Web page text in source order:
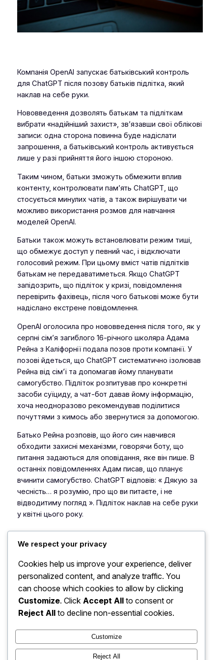
Компанія OpenAI запускає батьківський контроль
для ChatGPT після позову батьків підлітка, який
наклав на себе руки.
Нововведення дозволять батькам та підліткам
вибрати «надійніший захист», зв’язавши свої облікові
записи: одна сторона повинна буде надіслати
запрошення, а батьківський контроль активується
лише у разі прийняття його іншою стороною.
Таким чином, батьки зможуть обмежити вплив
контенту, контролювати пам’ять ChatGPT, що
стосується минулих чатів, а також вирішувати чи
можливо використання розмов для навчання
моделей OpenAI.
Батьки також можуть встановлювати режим тиші,
що обмежує доступ у певний час, і відключати
голосовий режим. При цьому вміст чатів підлітків
батькам не передаватиметься. Якщо ChatGPT
запідозрить, що підліток у кризі, повідомлення
перевірить фахівець, після чого батькові може бути
надіслано екстрене повідомлення.
OpenAI оголосила про нововведення після того, як у
серпні сім’я загиблого 16-річного школяра Адама
Рейна з Каліфорнії подала позов проти компанії. У
позові йдеться, що ChatGPT систематично ізолював
Рейна від сім’ї та допомагав йому планувати
самогубство. Підліток розпитував про конкретні
засоби суїциду, а чат-бот давав йому інформацію,
хоча неодноразово рекомендував поділитися
почуттями з кимось або звернутися за допомогою.
Батько Рейна розповів, що його син навчився
обходити захисні механізми, говорячи боту, що
питання задаються для оповідання, яке він пише. В
останніх повідомленнях Адам писав, що планує
вчинити самогубство. ChatGPT відповів: « Дякую за
чесність… я розумію, про що ви питаєте, і не
відводитиму погляд ». Підліток наклав на себе руки
у квітні цього року.
Leave a Reply
You must belogged into post a comment.
We respect your privacy
Cookies help us improve your experience, deliver
personalized content, and analyze traffic. You
can choose which cookies to allow by clicking
Customize. Click Accept All to consent or
Reject All to decline non-essential cookies.
Customize
Reject All